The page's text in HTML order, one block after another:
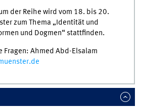
der Reihe wird vom 18. bis 20.
zum Thema „Identität und
und Dogmen“ stattfinden.
Fragen: Ahmed Abd-Elsalam